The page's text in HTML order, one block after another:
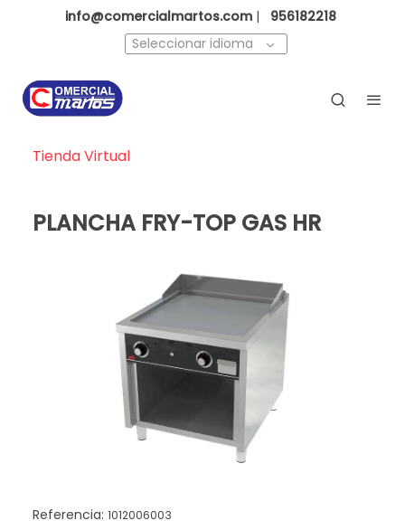
info@comercialmartos.com |
956182218
Seleccionar idioma
Tienda Virtual
PLANCHA FRY-TOP GAS HR
Referencia: 1012006003